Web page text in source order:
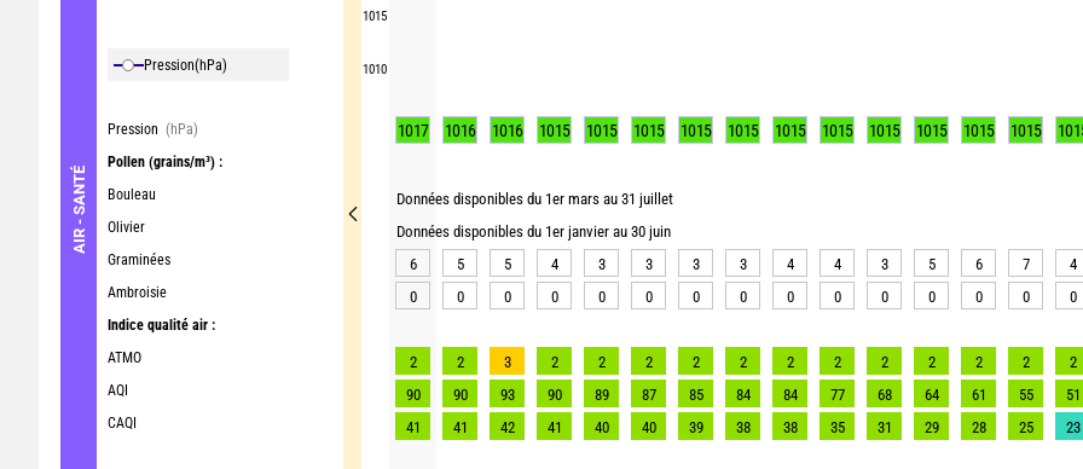
AIR - SANTÉ
Pression(hPa)
Pression (hPa)
Pollen (grains/m³) :
Bouleau
Olivier
Graminées
Ambroisie
Indice qualité air :
ATMO
AQI
CAQI
1015
1010
1017 1016 1016 1015 1015 1015 1015 1015 1015 1015 1015 1015 1015 1015
Données disponibles du 1er mars au 31 juillet
Données disponibles du 1er janvier au 30 juin
6
5 5 4 3 3 3 3 4 4 3 5 6 7 4
0
0 0 0 0 0 0 0 0 0 0 0 0 0 0
2 2 3 2 2 2 2 2 2 2 2 2 2 2 2
90
90 93 90 89 87 85 84 84 77 68 64 61 55 51
41
41 42 41 40 40 39 38 38 35 31 29 28 25 23